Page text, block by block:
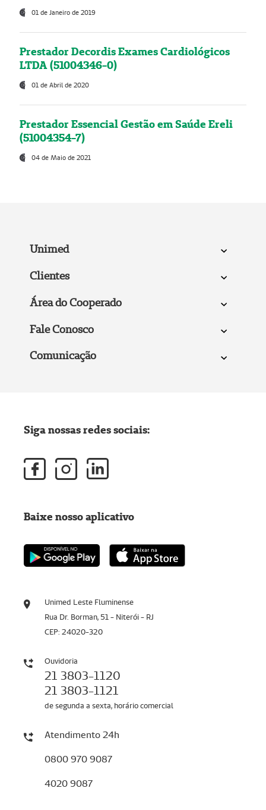
01 de Janeiro de 2019
Prestador Decordis Exames Cardiológicos
LTDA (51004346-0)
01 de Abril de 2020
Prestador Essencial Gestão em Saúde Ereli
(51004354-7)
04 de Maio de 2021
Unimed
Clientes
Área do Cooperado
Fale Conosco
Comunicação
Unimed Leste Fluminense
Rua Dr. Borman, 51 - Niterói - RJ
CEP: 24020-320
Ouvidoria
21 3803-1120
21 3803-1121
de segunda a sexta, horário comercial
Atendimento 24h
0800 970 9087
4020 9087
Siga nossas redes sociais:
Baixe nosso aplicativo